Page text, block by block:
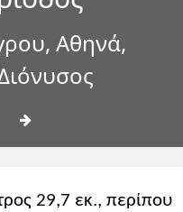
Αθηνά,
29,7 εκ., περίπου